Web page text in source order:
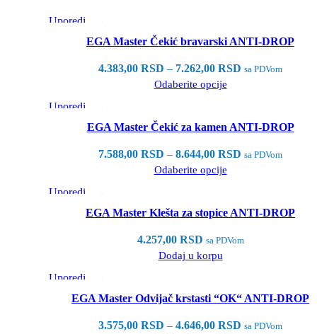
Uporedi
Brzi pregledEGA Master Čekić bravarski ANTI-DROP
4.383,00 RSD – 7.262,00 RSD sa PDVom
Odaberite opcije
Uporedi
Brzi pregledEGA Master Čekić za kamen ANTI-DROP
7.588,00 RSD – 8.644,00 RSD sa PDVom
Odaberite opcije
Uporedi
Brzi pregledEGA Master Klešta za stopice ANTI-DROP
4.257,00 RSD sa PDVom
Dodaj u korpu
Uporedi
Brzi pregledEGA Master Odvijač krstasti “OK“ ANTI-DROP
3.575,00 RSD – 4.646,00 RSD sa PDVom